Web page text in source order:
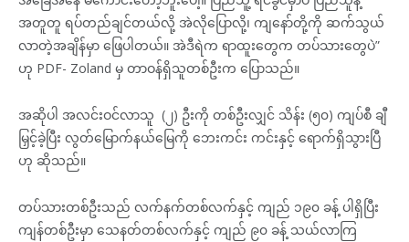
အတူတူ ရပ်တည်ချင်တယ်လို့ အဲလိုပြောလို့၊ ကျနော်တို့ကို ဆက်သွယ်
လာတဲ့အချိန်မှာ ဖြေပါတယ်။ အဲဒီရဲက ရာထူးတွေက တပ်သားတွေပဲ”
ဟု PDF- Zoland မှ တာဝန်ရှိသူတစ်ဦးက ပြောသည်။
အဆိုပါ အလင်းဝင်လာသူ (၂) ဦးကို တစ်ဦးလျှင် သိန်း (၅၀) ကျပ်စီ ချီ
မြှင့်ခဲ့ပြီး လွတ်မြောက်နယ်မြေကို ဘေးကင်း ကင်းနှင့် ရောက်ရှိသွားပြီ
ဟု ဆိုသည်။
တပ်သားတစ်ဦးသည် လက်နက်တစ်လက်နှင့် ကျည် ၁၉၀ ခန့် ပါရှိပြီး
ကျန်တစ်ဦးမှာ သေနတ်တစ်လက်နှင့် ကျည် ၉၀ ခန့် သယ်လာကြ